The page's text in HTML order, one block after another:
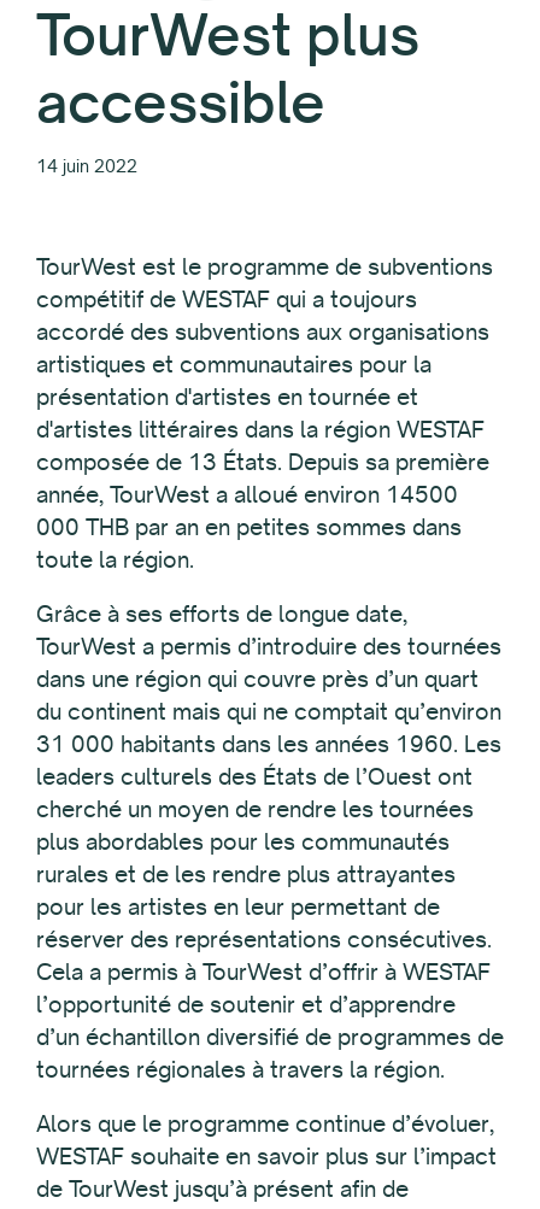
TourWest plus
accessible
14 juin 2022
TourWest est le programme de subventions
compétitif de WESTAF qui a toujours
accordé des subventions aux organisations
artistiques et communautaires pour la
présentation d'artistes en tournée et
d'artistes littéraires dans la région WESTAF
composée de 13 États. Depuis sa première
année, TourWest a alloué environ 14500
000 THB par an en petites sommes dans
toute la région.
Grâce à ses efforts de longue date,
TourWest a permis d’introduire des tournées
dans une région qui couvre près d’un quart
du continent mais qui ne comptait qu’environ
31 000 habitants dans les années 1960. Les
leaders culturels des États de l’Ouest ont
cherché un moyen de rendre les tournées
plus abordables pour les communautés
rurales et de les rendre plus attrayantes
pour les artistes en leur permettant de
réserver des représentations consécutives.
Cela a permis à TourWest d’offrir à WESTAF
l’opportunité de soutenir et d’apprendre
d’un échantillon diversifié de programmes de
tournées régionales à travers la région.
Alors que le programme continue d’évoluer,
WESTAF souhaite en savoir plus sur l’impact
de TourWest jusqu’à présent afin de